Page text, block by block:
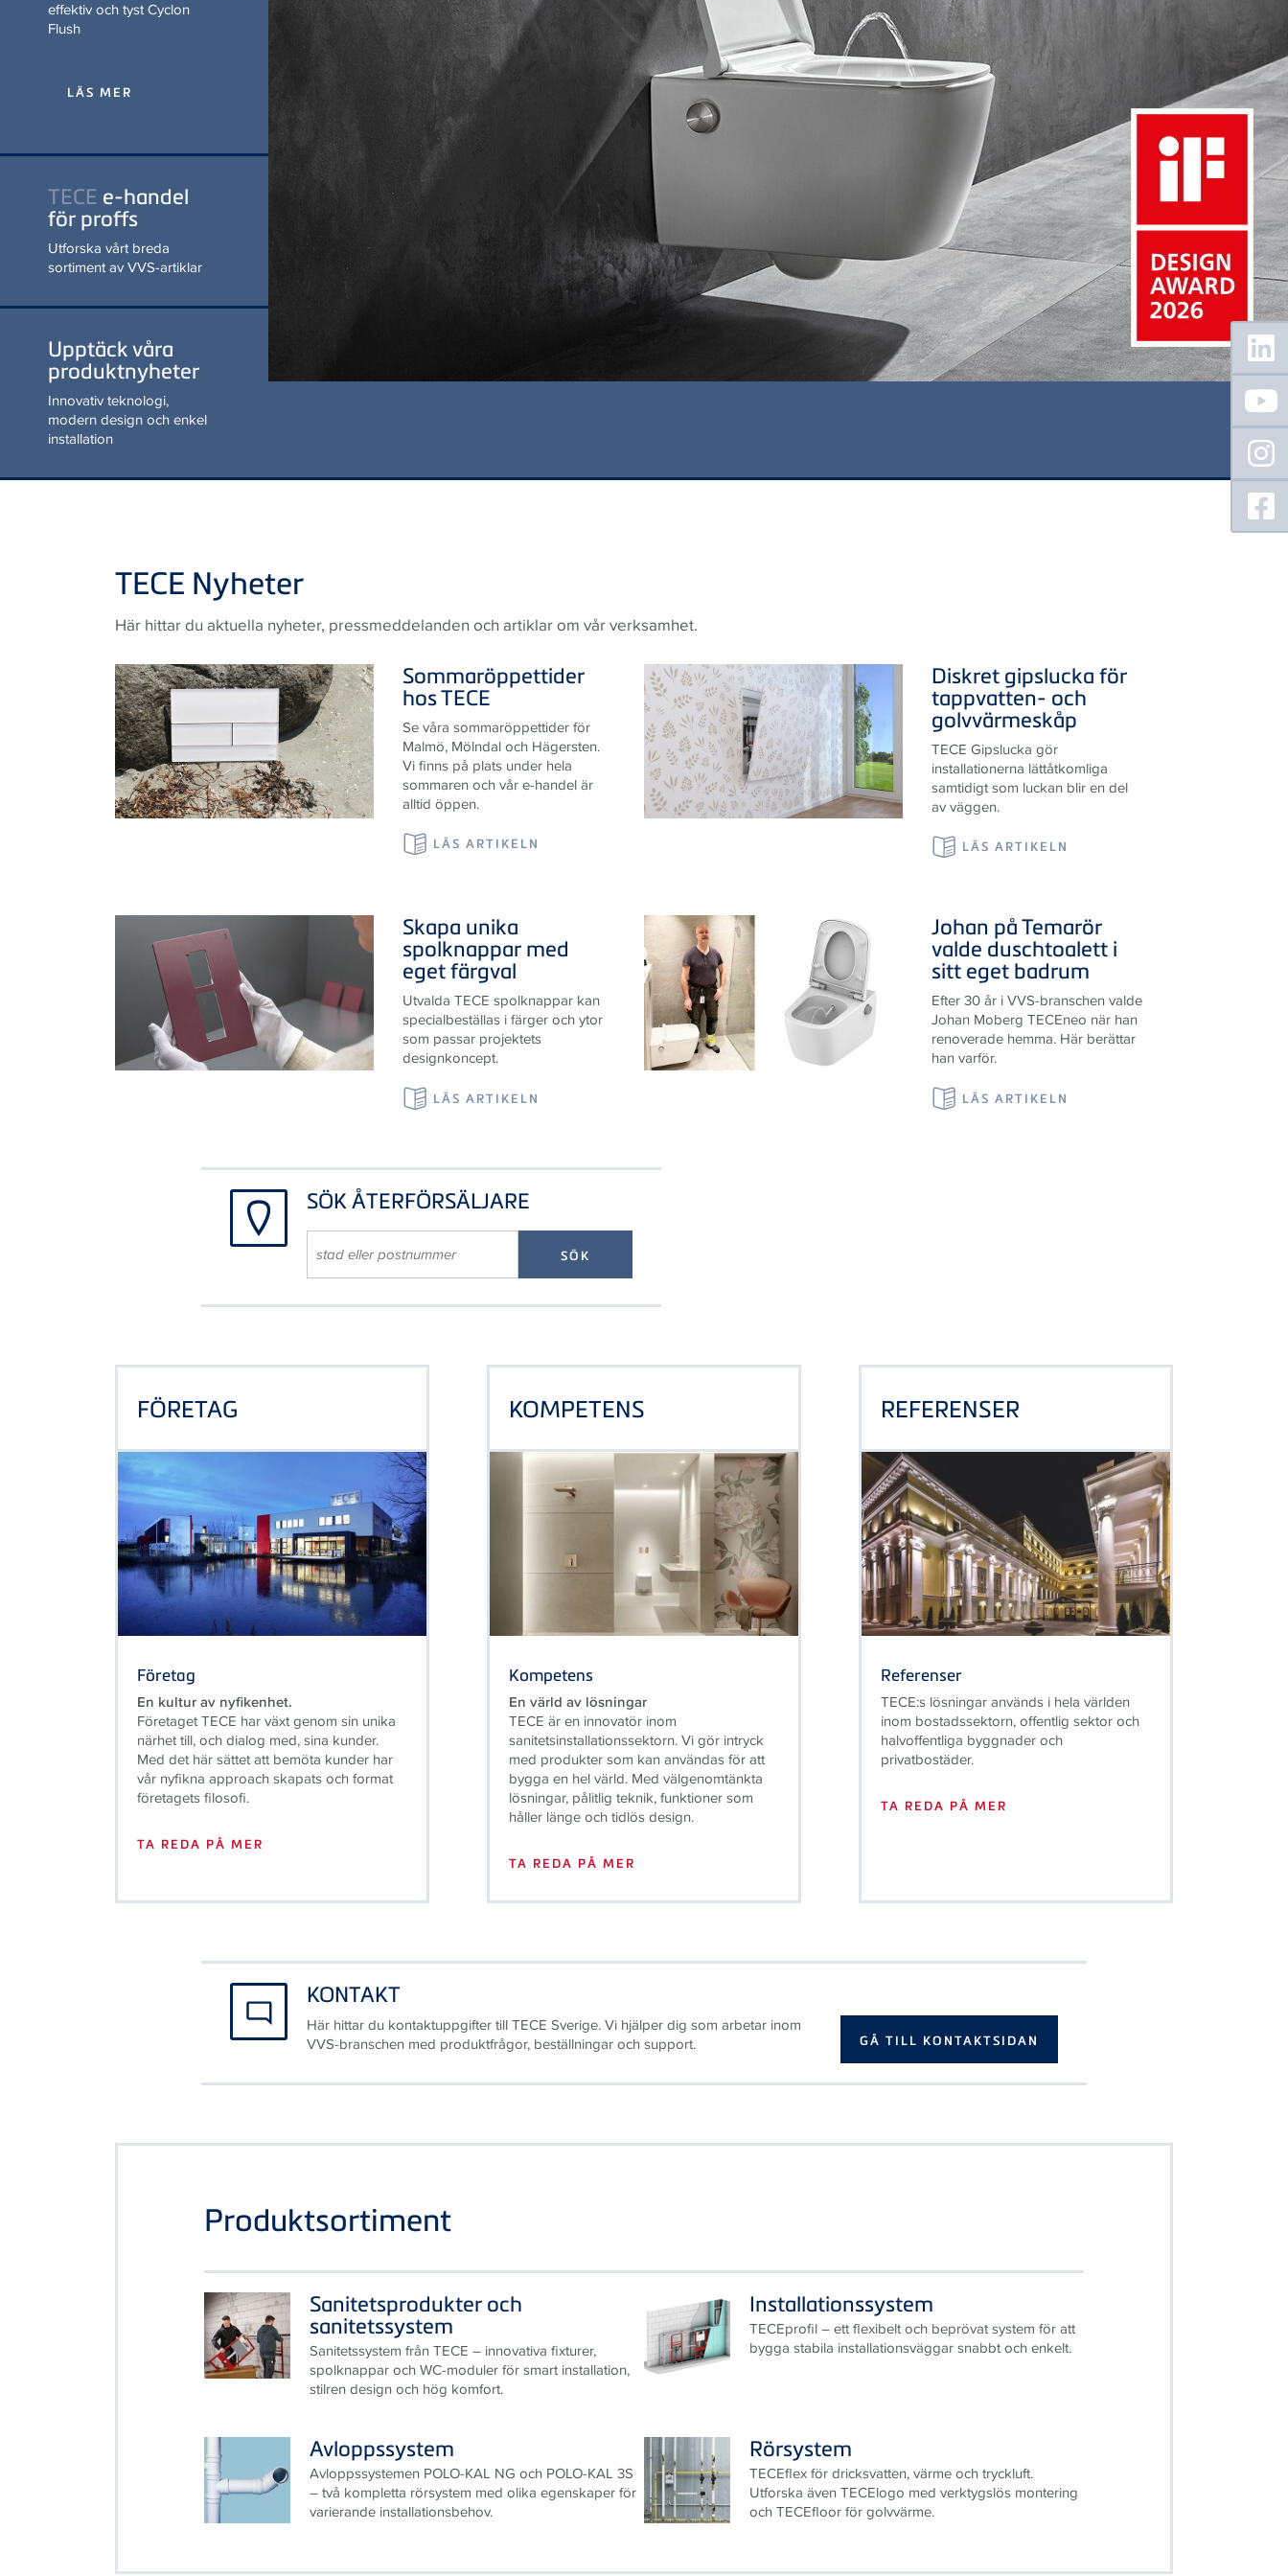
effektiv och tyst Cyclon
Flush
LÄS MER
TECE e-handel
för proffs
Utforska vårt breda
sortiment av VVS-artiklar
Upptäck våra
produktnyheter
Innovativ teknologi,
modern design och enkel
installation
TECE Nyheter
Här hittar du aktuella nyheter, pressmeddelanden och artiklar om vår verksamhet.
Sommaröppettider
hosTECE
Se våra sommaröppettider för
Malmö, Mölndal och Hägersten.
Vi finns på plats under hela
sommaren och vår e-handel är
alltid öppen.
LÄS ARTIKELN
Diskret gipslucka för
tappvatten- och
golvvärmeskåp
TECE Gipslucka gör
installationerna lättåtkomliga
samtidigt som luckan blir en del
av väggen.
LÄS ARTIKELN
Skapa unika
spolknappar med
eget färgval
Utvalda TECE spolknappar kan
specialbeställas i färger och ytor
som passar projektets
designkoncept.
LÄS ARTIKELN
Johan på Temarör
valde duschtoalett i
sitt eget badrum
Efter 30 år i VVS-branschen valde
Johan Moberg TECEneo när han
renoverade hemma. Här berättar
han varför.
LÄS ARTIKELN
SÖK ÅTERFÖRSÄLJARE
FÖRETAG
Företag
En kultur av nyfikenhet.
Företaget TECE har växt genom sin unika
närhet till, och dialog med, sina kunder.
Med det här sättet att bemöta kunder har
vår nyfikna approach skapats och format
företagets filosofi.
TA REDA PÅ MER
KOMPETENS
Kompetens
En värld av lösningar
TECE är en innovatör inom
sanitetsinstallationssektorn. Vi gör intryck
med produkter som kan användas för att
bygga en hel värld. Med välgenomtänkta
lösningar, pålitlig teknik, funktioner som
håller länge och tidlös design.
TA REDA PÅ MER
REFERENSER
Referenser
TECE:s lösningar används i hela världen
inom bostadssektorn, offentlig sektor och
halvoffentliga byggnader och
privatbostäder.
TA REDA PÅ MER
KONTAKT
Här hittar du kontaktuppgifter till TECE Sverige. Vi hjälper dig som arbetar inom
VVS-branschen med produktfrågor, beställningar och support.
GÅ TILL KONTAKTSIDAN
Produktsortiment
Sanitetsprodukter och
sanitetssystem
Sanitetssystem från TECE – innovativa fixturer,
spolknappar och WC-moduler för smart installation,
stilren design och hög komfort.
Installationssystem
TECEprofil – ett flexibelt och beprövat system för att
bygga stabila installationsväggar snabbt och enkelt.
Avloppssystem
Avloppssystemen POLO-KAL NG och POLO-KAL 3S
– två kompletta rörsystem med olika egenskaper för
varierande installationsbehov.
Rörsystem
TECEflex för dricksvatten, värme och tryckluft.
Utforska även TECElogo med verktygslös montering
och TECEfloor för golvvärme.
Floating
Sidebar